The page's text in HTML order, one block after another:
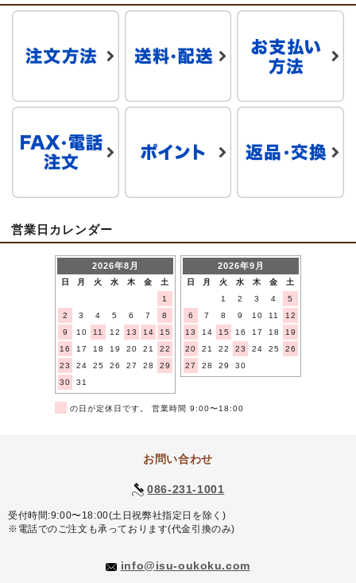
営業日カレンダー
2026年8月
日 月 火 水 木 金
土
1
2
3 4 5 6 7
8
9
10 11 12 13 14
15
16
17 18 19 20 21
22
23
24 25 26 27 28
29
30
31
2026年9月
日 月 火 水 木 金
土
1
2 3 4
5
6
7 8 9 10 11
12
13
14 15 16 17 18
19
20
21 22 23 24 25
26
27
28 29 30
の日が定休日です。 営業時間 9:00〜18:00
お問い合わせ
086-231-1001
受付時間:9:00〜18:00(土日祝弊社指定日を除く)
※電話でのご注文も承っております(代金引換のみ)
info@isu-oukoku.com